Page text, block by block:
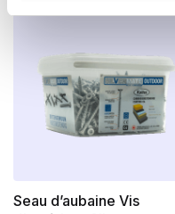
initial
€ 64,76.
actuel
€ 57,81.
Seau d’aubaine Vis